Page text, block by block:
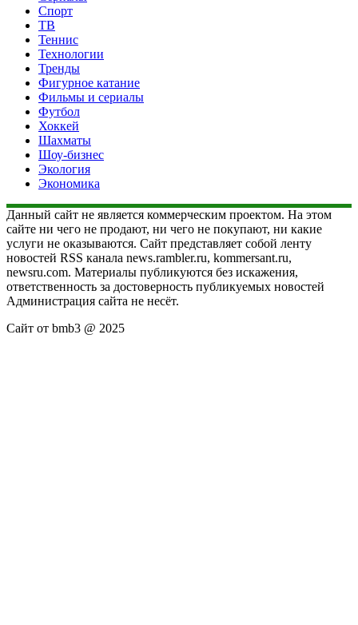
Спорт
ТВ
Теннис
Технологии
Тренды
Фигурное катание
Фильмы и сериалы
Футбол
Хоккей
Шахматы
Шоу-бизнес
Экология
Экономика
Данный сайт не является коммерческим проектом. На этом
сайте ни чего не продают, ни чего не покупают, ни какие
услуги не оказываются. Сайт представляет собой ленту
новостей RSS канала news.rambler.ru, kommersant.ru,
newsru.com. Материалы публикуются без искажения,
ответственность за достоверность публикуемых новостей
Администрация сайта не несёт.
Сайт от bmb3 @ 2025